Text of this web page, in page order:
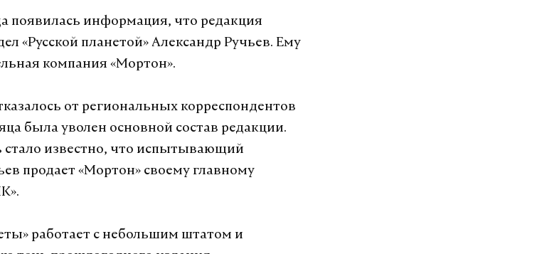
появилась информация, что редакция
«Русской планетой» Александр Ручьев. Ему
компания «Мортон».
от региональных корреспондентов
была уволен основной состав редакции.
стало известно, что испытывающий
продает «Мортон» своему главному
работает с небольшим штатом и